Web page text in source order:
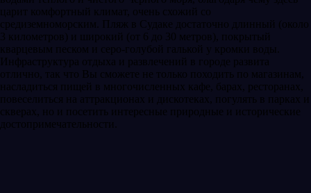
царит комфортный климат, очень схожий со
средиземноморским. Пляж в Судаке достаточно длинный (около
3 километров) и широкий (от 6 до 30 метров), покрытый
кварцевым песком и серо-голубой галькой у кромки воды.
Инфраструктура отдыха и развлечений в городе развита
отлично, так что Вы сможете не только походить по магазинам,
насладиться пищей в многочисленных кафе, барах, ресторанах,
повеселиться на аттракционах и дискотеках, погулять в парках и
скверах, но и посетить интересные природные и исторические
достопримечательности.